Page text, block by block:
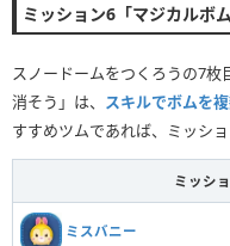
ミッション6「マジカルボ
スノードームをつくろうの7
消そう」は、 スキルでボムを
すすめツムであれば、ミッシ
ミッシ
ミスバニー